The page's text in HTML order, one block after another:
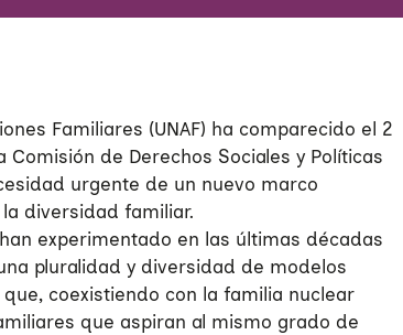
Familiares (UNAF) ha comparecido el 2
de Derechos Sociales y Políticas
urgente de un nuevo marco
diversidad familiar.
experimentado en las últimas décadas
pluralidad y diversidad de modelos
coexistiendo con la familia nuclear
que aspiran al mismo grado de